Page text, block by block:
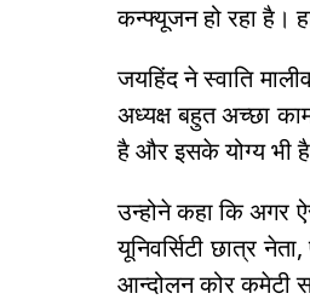
कन्फ्यूजन हो रहा है।
जयहिंद ने स्वाति
अध्यक्ष बहुत अच्छा
है और इसके योग्य भी
उन्होने कहा कि अगर
यूनिवर्सिटी छात्र
आन्दोलन कोर कमेटी